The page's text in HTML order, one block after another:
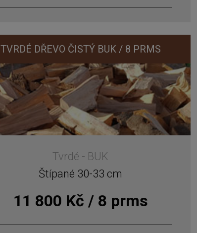
TVRDÉ DŘEVO ČISTÝ BUK / 8 PRMS
Tvrdé - BUK
Štípané 30-33 cm
11 800 Kč / 8 prms